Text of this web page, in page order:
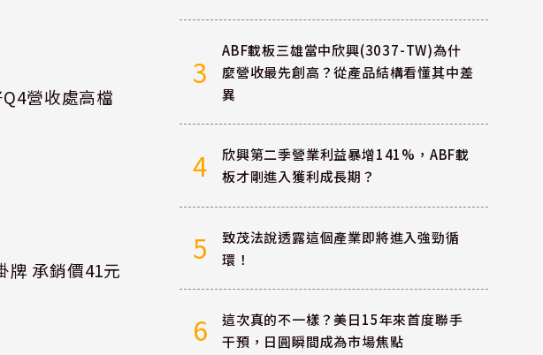
營收處高檔
牌 承銷價41元
3
ABF載板三雄當中欣興(3037-TW)為什
麼營收最先創高？從產品結構看懂其中差
異
4
欣興第二季營業利益暴增141%，ABF載
板才剛進入獲利成長期？
5
致茂法說透露這個產業即將進入強勁循
環！
6
這次真的不一樣？美日15年來首度聯手
干預，日圓瞬間成為市場焦點